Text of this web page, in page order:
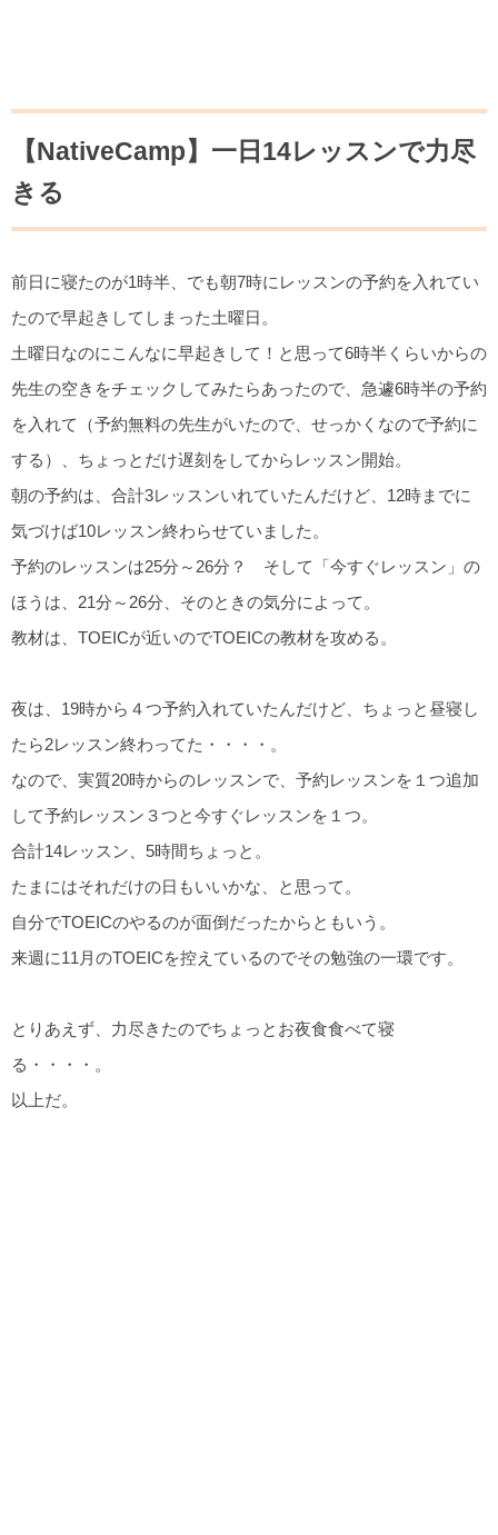
【NativeCamp】一日14レッスンで力尽
きる
前日に寝たのが1時半、でも朝7時にレッスンの予約を入れてい
たので早起きしてしまった土曜日。
土曜日なのにこんなに早起きして！と思って6時半くらいからの
先生の空きをチェックしてみたらあったので、急遽6時半の予約
を入れて（予約無料の先生がいたので、せっかくなので予約に
する）、ちょっとだけ遅刻をしてからレッスン開始。
朝の予約は、合計3レッスンいれていたんだけど、12時までに
気づけば10レッスン終わらせていました。
予約のレッスンは25分～26分？ そして「今すぐレッスン」の
ほうは、21分～26分、そのときの気分によって。
教材は、TOEICが近いのでTOEICの教材を攻める。
夜は、19時から４つ予約入れていたんだけど、ちょっと昼寝し
たら2レッスン終わってた・・・・。
なので、実質20時からのレッスンで、予約レッスンを１つ追加
して予約レッスン３つと今すぐレッスンを１つ。
合計14レッスン、5時間ちょっと。
たまにはそれだけの日もいいかな、と思って。
自分でTOEICのやるのが面倒だったからともいう。
来週に11月のTOEICを控えているのでその勉強の一環です。
とりあえず、力尽きたのでちょっとお夜食食べて寝
る・・・・。
以上だ。